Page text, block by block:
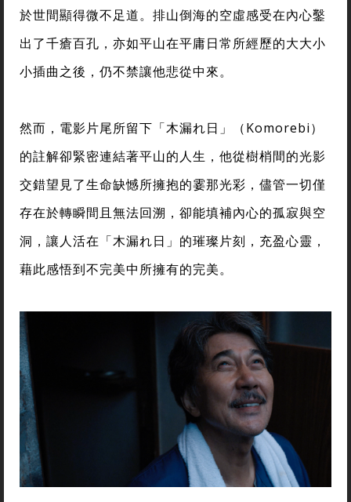
於世間顯得微不足道。排山倒海的空虛感受在內心鑿
出了千瘡百孔，亦如平山在平庸日常所經歷的大大小
小插曲之後，仍不禁讓他悲從中來。
然而，電影片尾所留下「木漏れ日」（Komorebi）
的註解卻緊密連結著平山的人生，他從樹梢間的光影
交錯望見了生命缺憾所擁抱的霎那光彩，儘管一切僅
存在於轉瞬間且無法回溯，卻能填補內心的孤寂與空
洞，讓人活在「木漏れ日」的璀璨片刻，充盈心靈，
藉此感悟到不完美中所擁有的完美。